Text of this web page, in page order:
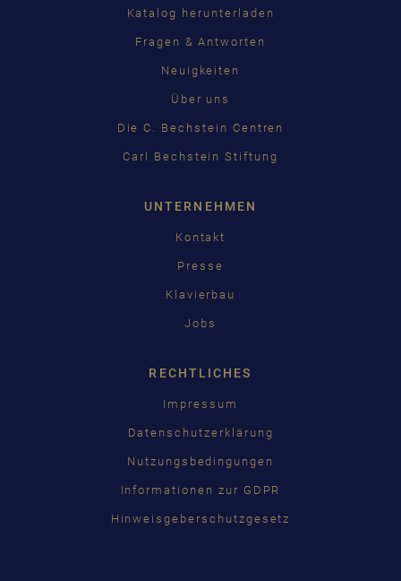
Katalog herunterladen
Fragen & Antworten
Neuigkeiten
Über uns
Die C. Bechstein Centren
Carl Bechstein Stiftung
UNTERNEHMEN
Kontakt
Presse
Klavierbau
Jobs
RECHTLICHES
Impressum
Datenschutzerklärung
Nutzungsbedingungen
Informationen zur GDPR
Hinweisgeberschutzgesetz